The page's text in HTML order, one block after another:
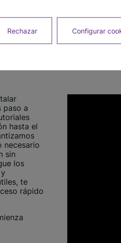
paso a
hasta el
necesario
sin
los
te
rápido
Rechazar Configurar